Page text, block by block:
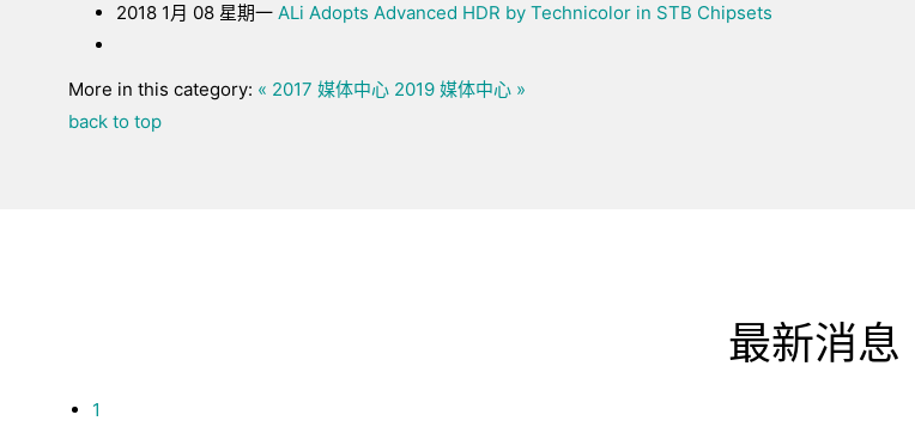
2018 1月 08 星期一 ALi Adopts Advanced HDR by Technicolor in STB Chipsets
More in this category: « 2017 媒体中心 2019 媒体中心 »
back to top
最新消息
1